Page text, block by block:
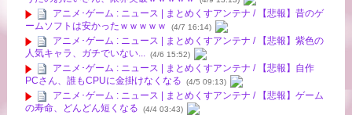
アニメ･ゲーム : ニュース | まとめくすアンテナ / 【悲報】昔のゲ
ームソフトは安かったｗｗｗｗｗ
(4/7 16:14)
アニメ･ゲーム : ニュース | まとめくすアンテナ / 【悲報】紫色の
人気キャラ、ガチでいない... (4/6 15:52)
アニメ･ゲーム : ニュース | まとめくすアンテナ / 【悲報】自作
PCさん、誰もCPUに金掛けなくなる
(4/5 09:13)
アニメ･ゲーム : ニュース | まとめくすアンテナ / 【悲報】ゲーム
の寿命、どんどん短くなる
(4/4 03:43)